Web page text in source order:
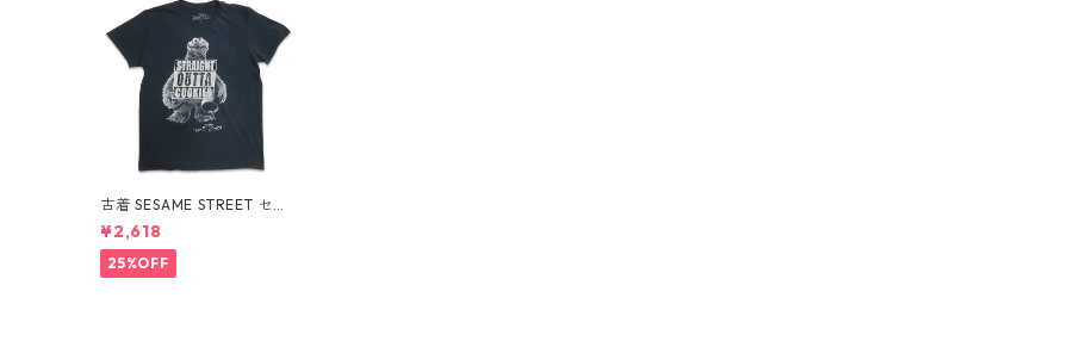
古着 SESAME STREET セサ
ミストリート クッキーモン
スター プリントTシャツ ブ
ラック 表記：M gd40995
0n w60701
¥2,618
25%OFF